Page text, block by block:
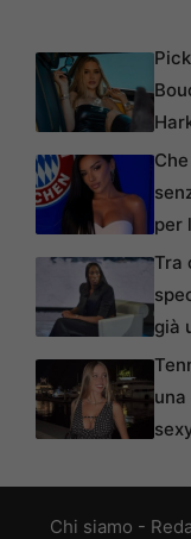
per
Tra
già
Chi siamo -